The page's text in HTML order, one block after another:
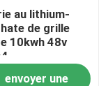
au lithium-
de grille
10kwh 48v
envoyer une